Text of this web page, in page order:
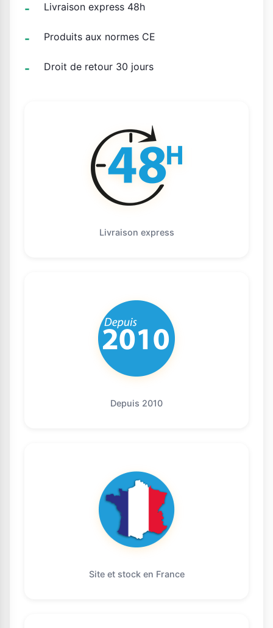
Livraison express 48h
Produits aux normes CE
Droit de retour 30 jours
Livraison express
Depuis 2010
Site et stock en France